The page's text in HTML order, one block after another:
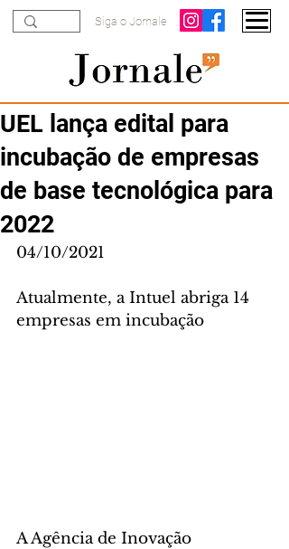
Siga o Jornale
UEL lança edital para
incubação de empresas
de base tecnológica para
2022
04/10/2021
Atualmente, a Intuel abriga 14
empresas em incubação
A Agência de Inovação